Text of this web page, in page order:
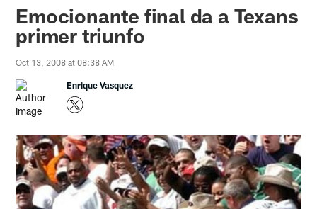
Emocionante final da a Texans
primer triunfo
Oct 13, 2008 at 08:38 AM
Enrique Vasquez